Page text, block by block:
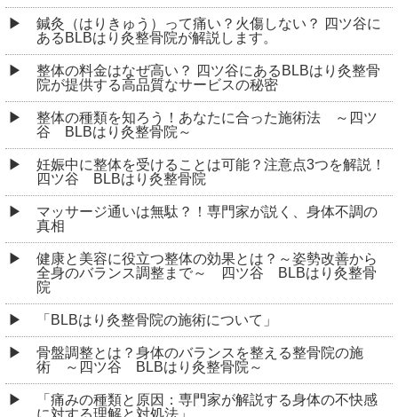
鍼灸（はりきゅう）って痛い？火傷しない？ 四ツ谷に
あるBLBはり灸整骨院が解説します。
整体の料金はなぜ高い？ 四ツ谷にあるBLBはり灸整骨
院が提供する高品質なサービスの秘密
整体の種類を知ろう！あなたに合った施術法 ～四ツ
谷 BLBはり灸整骨院～
妊娠中に整体を受けることは可能？注意点3つを解説！
四ツ谷 BLBはり灸整骨院
マッサージ通いは無駄？！専門家が説く、身体不調の
真相
健康と美容に役立つ整体の効果とは？～姿勢改善から
全身のバランス調整まで～ 四ツ谷 BLBはり灸整骨
院
「BLBはり灸整骨院の施術について」
骨盤調整とは？身体のバランスを整える整骨院の施
術 ～四ツ谷 BLBはり灸整骨院～
「痛みの種類と原因：専門家が解説する身体の不快感